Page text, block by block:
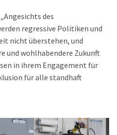
des
regressive Politiken und
nicht überstehen, und
und wohlhabendere Zukunft
in ihrem Engagement für
für alle standhaft